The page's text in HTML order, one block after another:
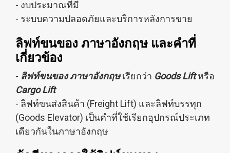
- งบประมาณที่มี
- ระบบความปลอดภัยและบริการหลังการขาย
ลิฟท์ขนของ ภาษาอังกฤษ และคำที่
เกี่ยวข้อง
- ลิฟท์ขนของ ภาษาอังกฤษเรียกว่า Goods Lift หรือ
Cargo Lift
- ลิฟท์ขนส่งสินค้า (Freight Lift) และลิฟท์บรรทุก
(Goods Elevator) เป็นคำที่ใช้เรียกอุปกรณ์ประเภท
เดียวกันในภาษาอังกฤษ